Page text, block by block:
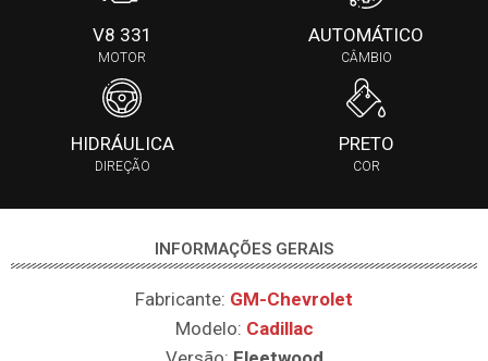
V8 331
MOTOR
AUTOMÁTICO
CÂMBIO
HIDRÁULICA
DIREÇÃO
PRETO
COR
INFORMAÇÕES GERAIS
Fabricante: GM-Chevrolet
Modelo: Cadillac